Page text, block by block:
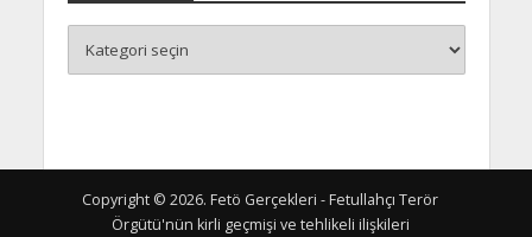
Copyright © 2026. Fetö Gerçekleri - Fetullahçı Terör
Örgütü'nün kirli geçmişi ve tehlikeli ilişkileri